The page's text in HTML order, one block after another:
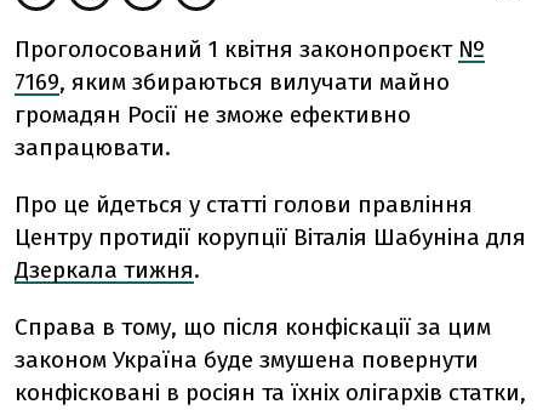
Проголосований 1 квітня законопроєкт №
7169, яким збираються вилучати майно
громадян Росії не зможе ефективно
запрацювати.
Про це йдеться у статті голови правління
Центру протидії корупції Віталія Шабуніна для
Дзеркала тижня.
Справа в тому, що після конфіскації за цим
законом Україна буде змушена повернути
конфісковані в росіян та їхніх олігархів статки,